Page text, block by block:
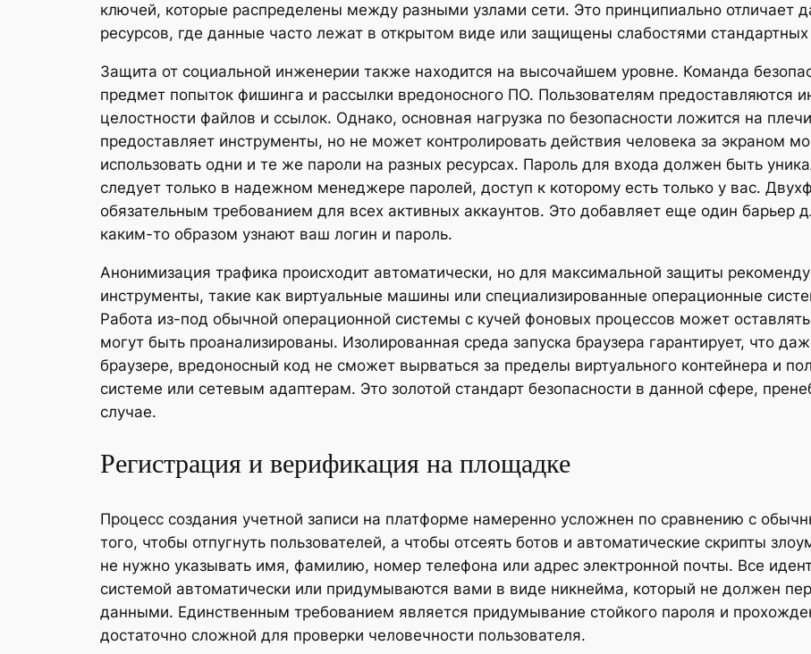
ключей, которые распределены между разными узлами сети. Это принципиально отличает
ресурсов, где данные часто лежат в открытом виде или защищены слабостями стандартных
Защита от социальной инженерии также находится на высочайшем уровне. Команда
предмет попыток фишинга и рассылки вредоносного ПО. Пользователям предоставляются
целостности файлов и ссылок. Однако, основная нагрузка по безопасности ложится на
предоставляет инструменты, но не может контролировать действия человека за экраном
использовать одни и те же пароли на разных ресурсах. Пароль для входа должен быть
следует только в надежном менеджере паролей, доступ к которому есть только у вас.
обязательным требованием для всех активных аккаунтов. Это добавляет еще один барьер
каким-то образом узнают ваш логин и пароль.
Анонимизация трафика происходит автоматически, но для максимальной защиты
инструменты, такие как виртуальные машины или специализированные операционные
Работа из-под обычной операционной системы с кучей фоновых процессов может
могут быть проанализированы. Изолированная среда запуска браузера гарантирует, что
браузере, вредоносный код не сможет вырваться за пределы виртуального контейнера и
системе или сетевым адаптерам. Это золотой стандарт безопасности в данной сфере,
случае.
Регистрация и верификация на площадке
Процесс создания учетной записи на платформе намеренно усложнен по сравнению с
того, чтобы отпугнуть пользователей, а чтобы отсеять ботов и автоматические скрипты
не нужно указывать имя, фамилию, номер телефона или адрес электронной почты. Все
системой автоматически или придумываются вами в виде никнейма, который не должен
данными. Единственным требованием является придумывание стойкого пароля и
достаточно сложной для проверки человечности пользователя.